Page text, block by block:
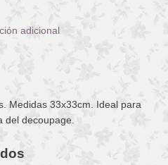
adicional
Medidas 33x33cm. Ideal para
del decoupage.